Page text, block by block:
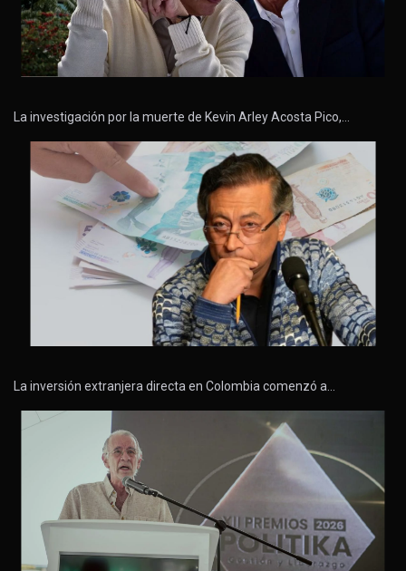
La investigación por la muerte de Kevin Arley Acosta Pico,…
La inversión extranjera directa en Colombia comenzó a…